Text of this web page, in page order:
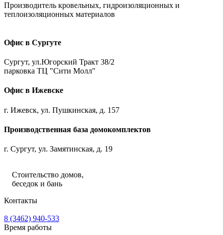
Производитель кровельных, гидроизоляционных и
теплоизоляционных материалов
Офис в Сургуте
Сургут, ул.Югорский Тракт 38/2
парковка ТЦ "Сити Молл"
Офис в Ижевске
г. Ижевск, ул. Пушкинская, д. 157
Производственная база домокомплектов
г. Сургут, ул. Замятинская, д. 19
Стоительство домов,
беседок и бань
Контакты
8 (3462) 940-533
Время работы